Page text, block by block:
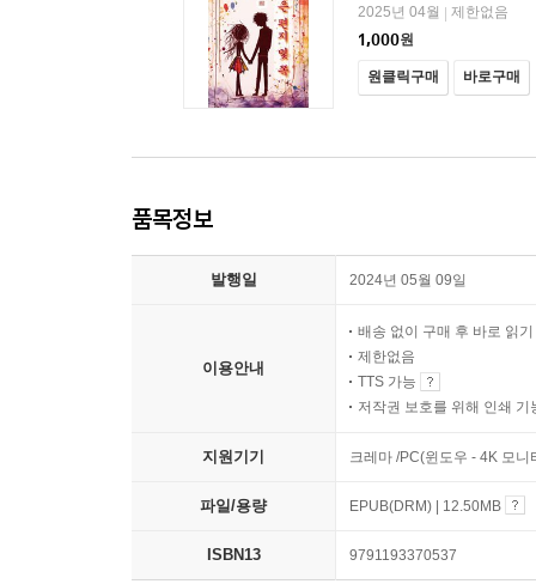
2025년 04월
제한없음
1,000원
원클릭구매 바로구매
품목정보
발행일 2024년 05월 09일
이용안내
배송 없이 구매 후 바로 읽기
제한없음
TTS 가능
저작권 보호를 위해 인쇄 기
지원기기 크레마 /PC(윈도우 - 4K 모
파일/용량 EPUB(DRM) | 12.50MB
ISBN13 9791193370537